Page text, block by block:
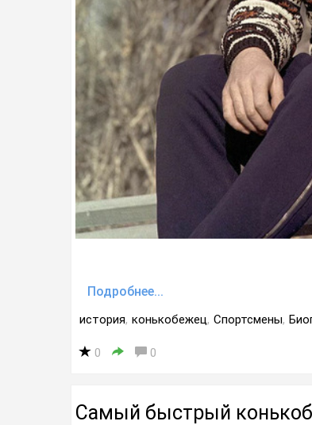
Подробнее...
история, конькобежец, Спортсмены,
0 0
Самый быстрый